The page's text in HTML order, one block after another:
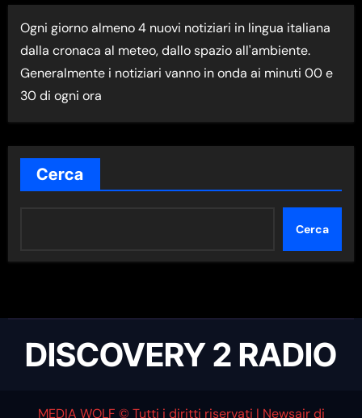
M
A
N
E
W
S
E
A
Ogni giorno almeno 4 nuovi notiziari in lingua italiana
dalla cronaca al meteo, dallo spazio all'ambiente.
Generalmente i notiziari vanno in onda ai minuti 00 e
30 di ogni ora
Cerca
Cerca
DISCOVERY 2 RADIO
MEDIA WOLF © Tutti i diritti riservati | Newsairdi